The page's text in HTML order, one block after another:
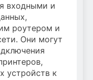
входными и
роутером и
Они могут
устройств к